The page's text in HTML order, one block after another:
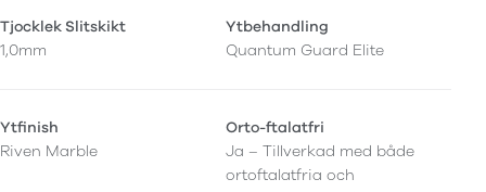
Tjocklek Slitskikt
1,0mm
Ytbehandling
Quantum Guard Elite
Ytfinish
Riven Marble
Orto-ftalatfri
Ja – Tillverkad med både
ortoftalatfria och